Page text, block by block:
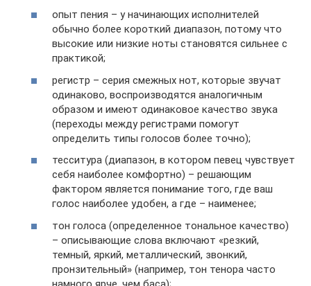
опыт пения – у начинающих исполнителей
обычно более короткий диапазон, потому что
высокие или низкие ноты становятся сильнее с
практикой;
регистр – серия смежных нот, которые звучат
одинаково, воспроизводятся аналогичным
образом и имеют одинаковое качество звука
(переходы между регистрами помогут
определить типы голосов более точно);
тесситура (диапазон, в котором певец чувствует
себя наиболее комфортно) – решающим
фактором является понимание того, где ваш
голос наиболее удобен, а где – наименее;
тон голоса (определенное тональное качество)
– описывающие слова включают «резкий,
темный, яркий, металлический, звонкий,
пронзительный» (например, тон тенора часто